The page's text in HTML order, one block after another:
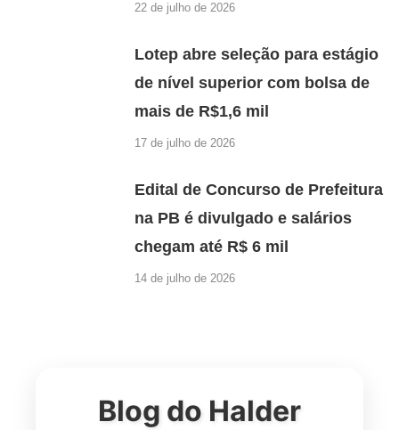
22 de julho de 2026
Lotep abre seleção para estágio
de nível superior com bolsa de
mais de R$1,6 mil
17 de julho de 2026
Edital de Concurso de Prefeitura
na PB é divulgado e salários
chegam até R$ 6 mil
14 de julho de 2026
Blog do Halder